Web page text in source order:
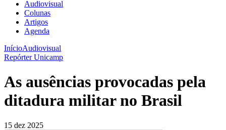
Audiovisual
Colunas
Artigos
Agenda
InícioAudiovisual
Repórter Unicamp
As ausências provocadas pela
ditadura militar no Brasil
15 dez 2025